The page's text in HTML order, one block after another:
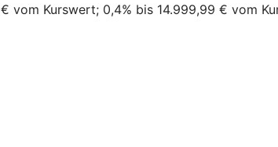
vom Kurswert; 0,4% bis 14.999,99 € vom